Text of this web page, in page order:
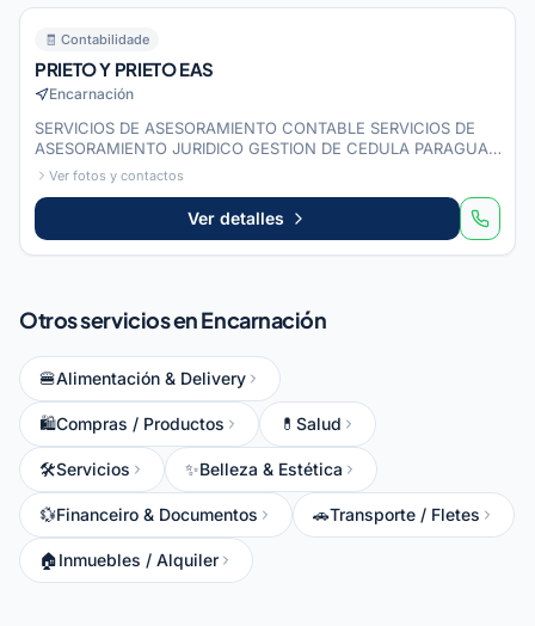
🧾 Contabilidade
PRIETO Y PRIETO EAS
Encarnación
SERVICIOS DE ASESORAMIENTO CONTABLE SERVICIOS DE
ASESORAMIENTO JURIDICO GESTION DE CEDULA PARAGUAY
Y APERTURA DE RUC
Ver fotos y contactos
Ver detalles
Otros servicios en Encarnación
🍔Alimentación & Delivery
🛍Compras / Productos 💊 Salud
🛠️Servicios ✨Belleza & Estética
💱Financeiro & Documentos 🚗Transporte / Fletes
🏠Inmuebles / Alquiler